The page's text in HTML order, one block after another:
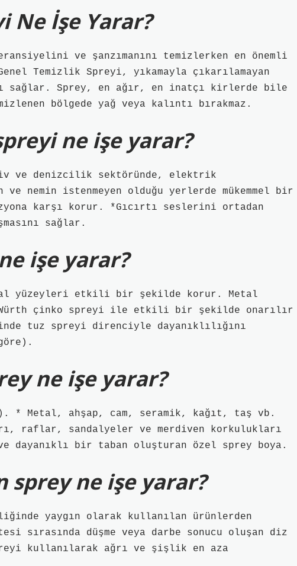
Ne İşe Yarar?
ve şanzımanını temizlerken en önemli
Temizlik Spreyi, yıkamayla çıkarılamayan
sağlar. Sprey, en ağır, en inatçı kirlerde bile
bölgede yağ veya kalıntı bırakmaz.
ne işe yarar?
ve denizcilik sektöründe, elektrik
nemin istenmeyen olduğu yerlerde mükemmel bir
karşı korur. *Gıcırtı seslerini ortadan
sağlar.
işe yarar?
yüzeyleri etkili bir şekilde korur. Metal
çinko spreyi ile etkili bir şekilde onarılır
tuz spreyi direnciyle dayanıklılığını
ne işe yarar?
* Metal, ahşap, cam, seramik, kağıt, taş vb.
raflar, sandalyeler ve merdiven korkulukları
dayanıklı bir taban oluşturan özel sprey boya.
sprey ne işe yarar?
yaygın olarak kullanılan ürünlerden
düşme veya darbe sonucu oluşan diz
kullanılarak ağrı ve şişlik en aza